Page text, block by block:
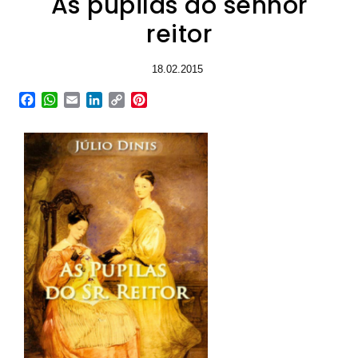
reitor
18.02.2015
Facebook
WhatsApp
EmailLinkedIn
Copy